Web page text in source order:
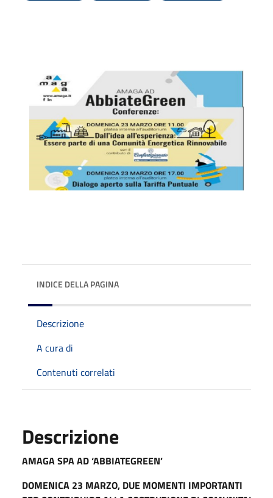
INDICE DELLA PAGINA
Descrizione
A cura di
Contenuti correlati
Descrizione
AMAGA SPA AD ‘ABBIATEGREEN’
DOMENICA 23 MARZO, DUE MOMENTI IMPORTANTI